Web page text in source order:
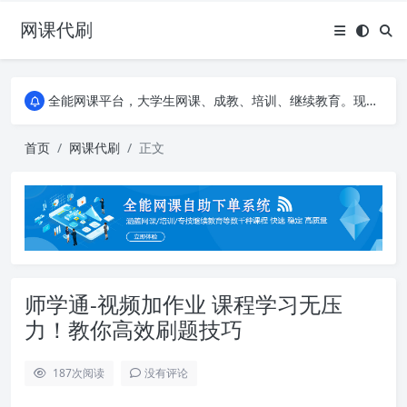
网课代刷
AI论文写作平台，根据真实文献内容生成论文
全能网课平台，大学生网课、成教、培训、继续教育。现已接入代刷代考项目3000+
全能网课平台，大学生网课、成教、培训、继续教育。现已接入代刷代考项目3000+
首页 网课代刷 正文
师学通-视频加作业 课程学习无压
力！教你高效刷题技巧
187次阅读 没有评论